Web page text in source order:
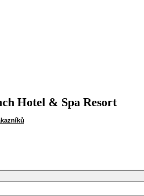
Hotel & Spa Resort